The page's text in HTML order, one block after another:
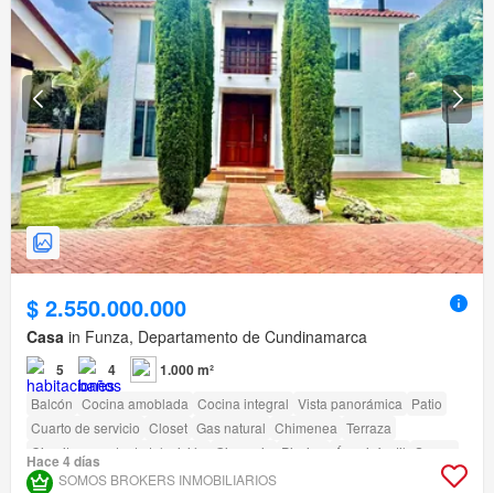
$ 2.550.000.000
Casa in Funza, Departamento de Cundinamarca
5 4 1.000 m²
Balcón Cocina amoblada Cocina integral Vista panorámica Patio
Cuarto de servicio Closet Gas natural Chimenea Terraza
Circuito cerrado de televisión
Gimnasio Piscina Área infantil Sauna
Jardín Barbecue
Hace 4 días
SOMOS BROKERS INMOBILIARIOS